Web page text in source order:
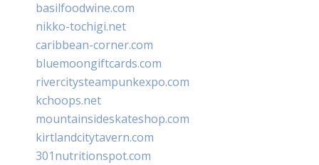
basilfoodwine.com
nikko-tochigi.net
caribbean-corner.com
bluemoongiftcards.com
rivercitysteampunkexpo.com
kchoops.net
mountainsideskateshop.com
kirtlandcitytavern.com
301nutritionspot.com